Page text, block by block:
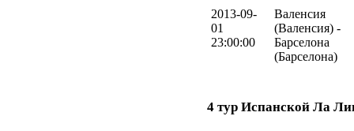
2013-09-
01
23:00:00
Валенсия
(Валенсия) -
Барселона
(Барселона)
4 тур Испанской Ла